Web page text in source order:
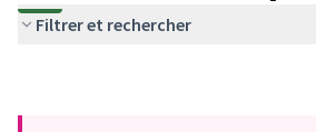
Filtrer et rechercher